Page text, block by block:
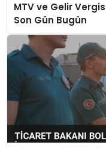
MTV ve Gelir
Son Gün Bugün